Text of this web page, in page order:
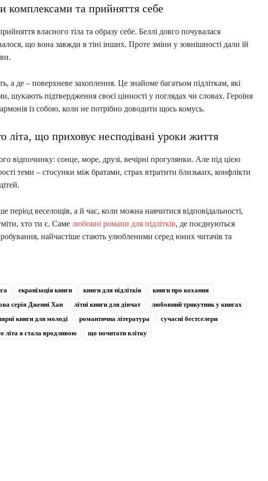
комплексами та прийняття себе
власного тіла та образу себе. Беллі довго почувалася
що вона завжди в тіні інших. Проте зміни у зовнішності дали їй
а де – поверхневе захоплення. Це знайоме багатьом підліткам, які
шукають підтвердження своєї цінності у поглядах чи словах. Героїня
із собою, коли не потрібно доводити щось комусь.
літа, що приховує несподівані уроки життя
відпочинку: сонце, море, друзі, вечірні прогулянки. Але під цією
теми – стосунки між братами, страх втратити близьких, конфлікти
період веселощів, а й час, коли можна навчитися відповідальності,
хто ти є. Саме любовні романи для підлітків, де поєднуються
найчастіше стають улюбленими серед юних читачів та
екранізація книги книги для підлітків
книги про кохання
серія Дженні Хан літні книги для дівчат
любовний трикутник у книгах
книги для молоді романтична література
сучасні бестселери
літа я стала вродливою
що почитати влітку